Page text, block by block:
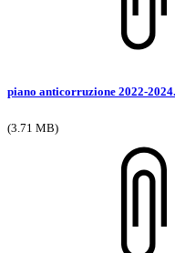
piano anticorruzione 2022-
(3.71 MB)